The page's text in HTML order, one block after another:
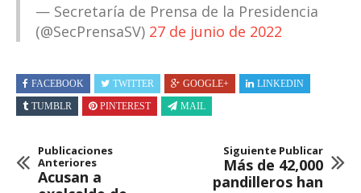
— Secretaría de Prensa de la Presidencia
(@SecPrensaSV) 27 de junio de 2022
FACEBOOK TWITTER GOOGLE+
LINKEDIN
TUMBLR
PINTEREST MAIL
Publicaciones
Anteriores
Acusan a
Siguiente Publicar
Más de 42,000
pandilleros han